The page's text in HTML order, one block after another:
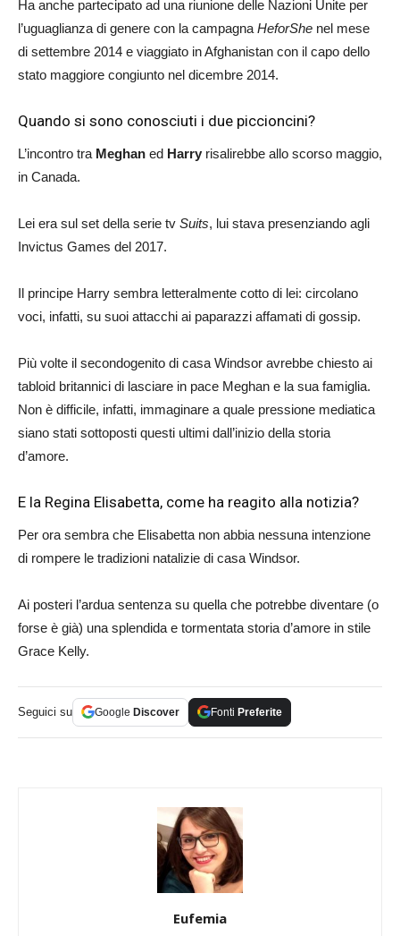
Ha anche partecipato ad una riunione delle Nazioni Unite per
l’uguaglianza di genere con la campagna HeforShe nel mese
di settembre 2014 e viaggiato in Afghanistan con il capo dello
stato maggiore congiunto nel dicembre 2014.
Quando si sono conosciuti i due piccioncini?
L’incontro tra Meghan ed Harry risalirebbe allo scorso maggio,
in Canada.
Lei era sul set della serie tv Suits, lui stava presenziando agli
Invictus Games del 2017.
Il principe Harry sembra letteralmente cotto di lei: circolano
voci, infatti, su suoi attacchi ai paparazzi affamati di gossip.
Più volte il secondogenito di casa Windsor avrebbe chiesto ai
tabloid britannici di lasciare in pace Meghan e la sua famiglia.
Non è difficile, infatti, immaginare a quale pressione mediatica
siano stati sottoposti questi ultimi dall’inizio della storia
d’amore.
E la Regina Elisabetta, come ha reagito alla notizia?
Per ora sembra che Elisabetta non abbia nessuna intenzione
di rompere le tradizioni natalizie di casa Windsor.
Ai posteri l’ardua sentenza su quella che potrebbe diventare (o
forse è già) una splendida e tormentata storia d’amore in stile
Grace Kelly.
Seguici su Google Discover Fonti Preferite
Eufemia